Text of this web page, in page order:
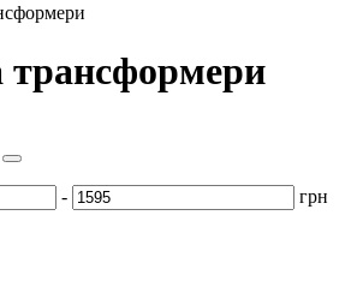
трансформери
-
грн